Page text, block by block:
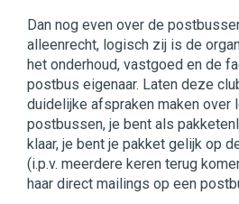
Dan nog even over de
alleenrecht, logisch zij is de
het onderhoud, vastgoed en de
postbus eigenaar. Laten deze
duidelijke afspraken maken over
postbussen, je bent als
klaar, je bent je pakket gelijk op
(i.p.v. meerdere keren terug
haar direct mailings op een